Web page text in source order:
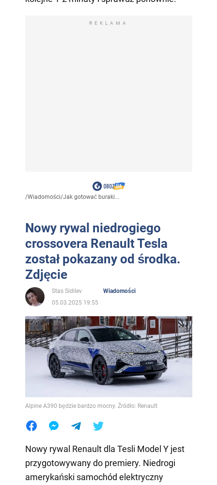
REKLAMA
/Wiadomości/Jak gotować buraki...
Nowy rywal niedrogiego
crossovera Renault Tesla
został pokazany od środka.
Zdjęcie
Stas Sidilev
Wiadomości
05.03.2025 19:55
Alpine A390 będzie bardzo mocny. Źródło: Renault
Nowy rywal Renault dla Tesli Model Y jest
przygotowywany do premiery. Niedrogi
amerykański samochód elektryczny